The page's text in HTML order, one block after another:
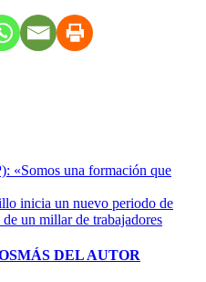
«Somos una formación que
inicia un nuevo periodo de
un millar de trabajadores
MÁS DEL AUTOR